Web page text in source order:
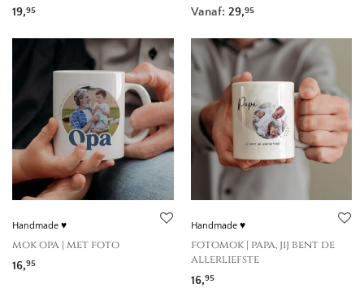
19,95 Vanaf: 29,95
Handmade ♥
mok opa | met foto
16,95
Handmade ♥
fotomok | papa, jij bent de
allerliefste
16,95